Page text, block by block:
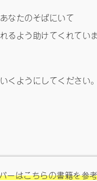
なたのそばにいて
るよう助けてくれていま
くようにしてください。
ーはこちらの書籍を参